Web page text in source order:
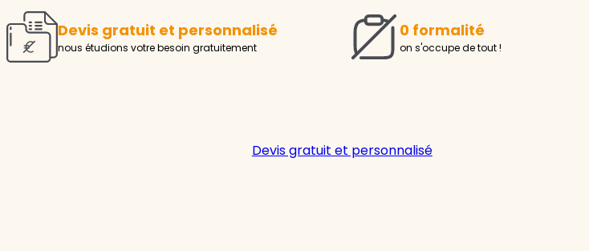
Demander un devis gratuit
Devis gratuit et personnalisé
nous étudions votre besoin gratuitement
0 formalité
on s'occupe de tout !
Devis gratuit et personnalisé